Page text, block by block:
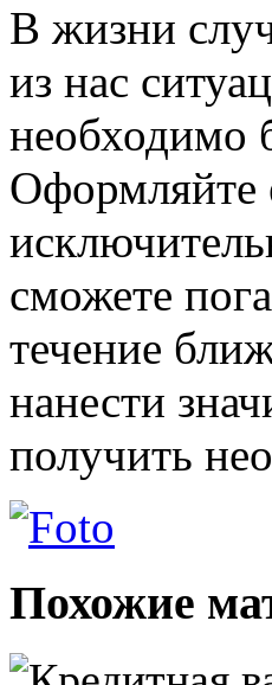
В жизни
из нас
необходимо
Оформляйте
сможете
течение
нанести
получить
Похожие